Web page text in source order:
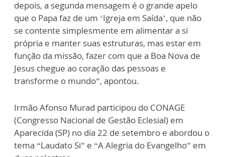
depois, a segunda mensagem é o grande apelo
que o Papa faz de um ‘Igreja em Saída’, que não
se contente simplesmente em alimentar a si
própria e manter suas estruturas, mas estar em
função da missão, fazer com que a Boa Nova de
Jesus chegue ao coração das pessoas e
transforme o mundo”, apontou.
Irmão Afonso Murad participou do CONAGE
(Congresso Nacional de Gestão Eclesial) em
Aparecida (SP) no dia 22 de setembro e abordou o
tema “Laudato Si” e “A Alegria do Evangelho” em